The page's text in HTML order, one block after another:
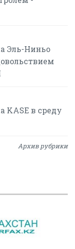
Эль-Ниньо
KASE в среду
Архив рубрики